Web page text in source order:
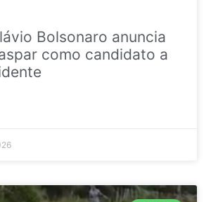
Bolsonaro anuncia
como candidato a